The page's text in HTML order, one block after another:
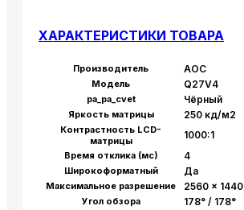
ХАРАКТЕРИСТИКИ ТОВАРА
Производитель AOC
Модель Q27V4
pa_pa_cvet Чёрный
Яркость матрицы 250 кд/м2
Контрастность LCD-
матрицы
1000:1
Время отклика (мс) 4
Широкоформатный Да
Максимальное разрешение 2560 x 1440
Угол обзора 178° / 178°